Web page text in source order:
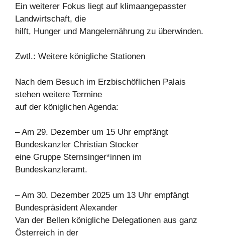
Ein weiterer Fokus liegt auf klimaangepasster
Landwirtschaft, die
hilft, Hunger und Mangelernährung zu überwinden.
Zwtl.: Weitere königliche Stationen
Nach dem Besuch im Erzbischöflichen Palais
stehen weitere Termine
auf der königlichen Agenda:
– Am 29. Dezember um 15 Uhr empfängt
Bundeskanzler Christian Stocker
eine Gruppe Sternsinger*innen im
Bundeskanzleramt.
– Am 30. Dezember 2025 um 13 Uhr empfängt
Bundespräsident Alexander
Van der Bellen königliche Delegationen aus ganz
Österreich in der